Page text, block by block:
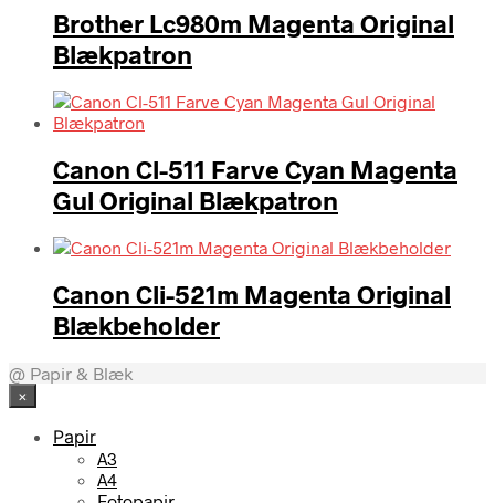
Brother Lc980m Magenta Original
Blækpatron
Canon Cl-511 Farve Cyan Magenta
Gul Original Blækpatron
Canon Cli-521m Magenta Original
Blækbeholder
@ Papir & Blæk
×
Papir
A3
A4